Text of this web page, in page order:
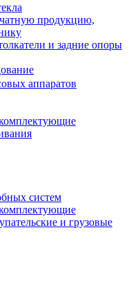
продукцию,
и задние опоры
аппаратов
систем
и грузовые